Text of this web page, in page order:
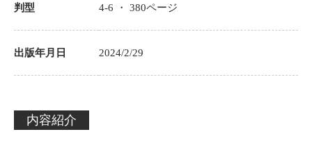
判型 4-6 ・380ページ
出版年月日 2024/2/29
内容紹介